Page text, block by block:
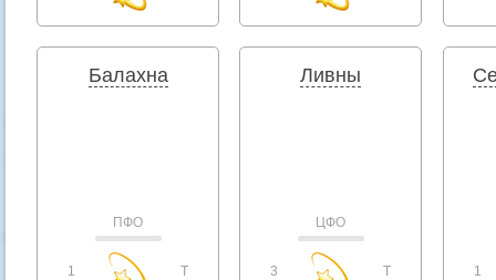
Балахна
ПФО
1 T
Ливны
ЦФО
3 T 1